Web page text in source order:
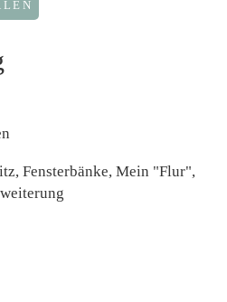
Fensterbänke, Mein "Flur",